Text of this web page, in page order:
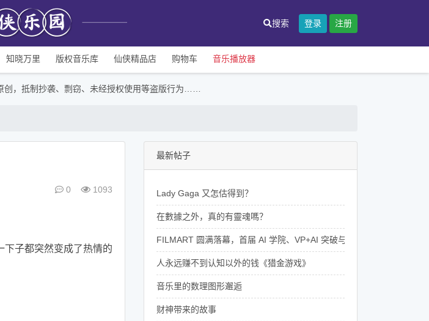
搜索 登录 注册
知晓万里 版权音乐库 仙侠精品店 购物车 音乐播放器
创，抵制抄袭、剽窃、未经授权使用等盗版行为……
0 1093
下子都突然变成了热情的
最新帖子
Lady Gaga 又怎估得到？
在數據之外，真的有靈魂嗎？
FILMART 圆满落幕，首届 AI 学院、VP+AI 突破与香港影视的 AI 新里程
人永远赚不到认知以外的钱《猎金游戏》
音乐里的数理图形邂逅
财神带来的故事